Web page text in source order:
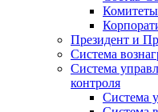
Комитеты
Президент и
Система
Система
контроля
Система